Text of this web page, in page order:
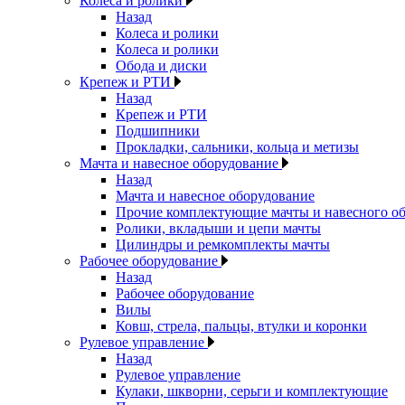
Назад
Колеса и ролики
Колеса и ролики
Обода и диски
Крепеж и РТИ
Назад
Крепеж и РТИ
Подшипники
Прокладки, сальники, кольца и метизы
Мачта и навесное оборудование
Назад
Мачта и навесное оборудование
Прочие комплектующие мачты и навесного
Ролики, вкладыши и цепи мачты
Цилиндры и ремкомплекты мачты
Рабочее оборудование
Назад
Рабочее оборудование
Вилы
Ковш, стрела, пальцы, втулки и коронки
Рулевое управление
Назад
Рулевое управление
Кулаки, шкворни, серьги и комплектующие